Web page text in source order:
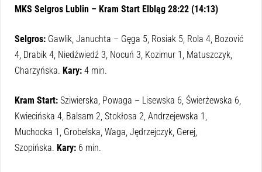
MKS Selgros Lublin – Kram Start Elbląg 28:22 (14:13)
Selgros: Gawlik, Januchta – Gęga 5, Rosiak 5, Rola 4, Bozović
4, Drabik 4, Niedźwiedź 3, Nocuń 3, Kozimur 1, Matuszczyk,
Charzyńska. Kary: 4 min.
Kram Start: Sziwierska, Powaga – Lisewska 6, Świerżewska 6,
Kwiecińska 4, Balsam 2, Stokłosa 2, Andrzejewska 1,
Muchocka 1, Grobelska, Waga, Jędrzejczyk, Gerej,
Szopińska. Kary: 6 min.